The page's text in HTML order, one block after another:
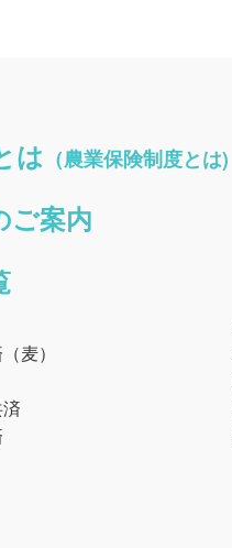
は （農業保険制度とは)
ご案内
麦）